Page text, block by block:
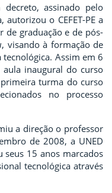
assinado pelo
o CEFET-PE a
de graduação e de pós-
, visando à formação de
Assim em 6
inaugural do curso
turma do curso
no processo
a direção o professor
de 2008, a UNED
seus 15 anos marcados
tecnológica através